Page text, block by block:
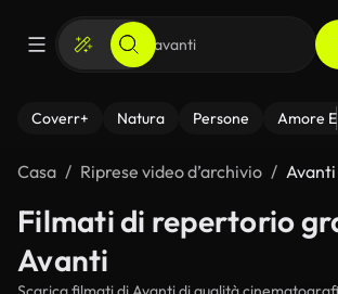
Coverr+ Natura Persone Amore
Casa Riprese video d’archivio Avanti
Filmati di repertorio
Avanti